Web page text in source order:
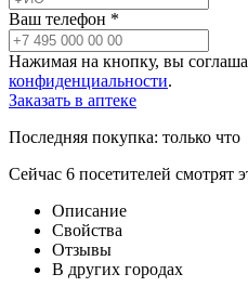
Ваш телефон *
Нажимая на кнопку, вы
конфиденциальности.
Заказать в аптеке
Последняя покупка: только что
Сейчас 6 посетителей смотрят
Описание
Свойства
Отзывы
В других городах